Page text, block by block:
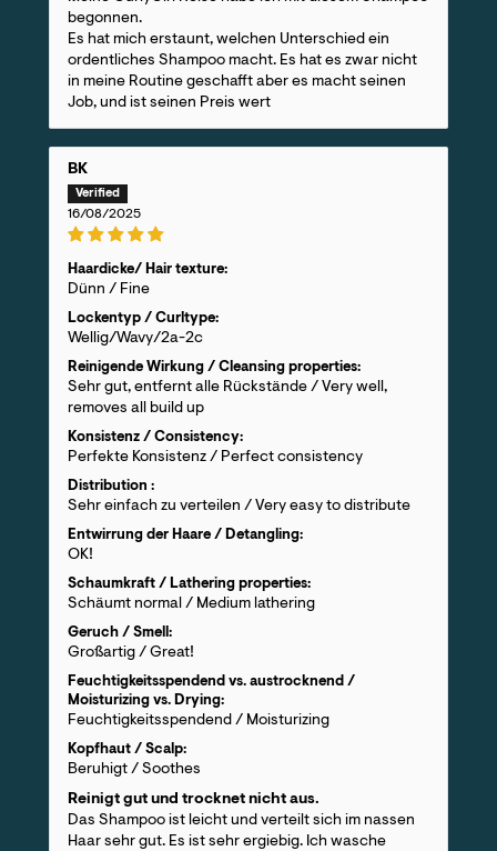
begonnen.
Es hat mich erstaunt, welchen Unterschied ein
ordentliches Shampoo macht. Es hat es zwar nicht
in meine Routine geschafft aber es macht seinen
Job, und ist seinen Preis wert
BK
16/08/2025
Haardicke/ Hair texture:
Dünn / Fine
Lockentyp / Curltype:
Wellig/Wavy/2a-2c
Reinigende Wirkung / Cleansing properties:
Sehr gut, entfernt alle Rückstände / Very well,
removes all build up
Konsistenz / Consistency:
Perfekte Konsistenz / Perfect consistency
Distribution :
Sehr einfach zu verteilen / Very easy to distribute
Entwirrung der Haare / Detangling:
OK!
Schaumkraft / Lathering properties:
Schäumt normal / Medium lathering
Geruch / Smell:
Großartig / Great!
Feuchtigkeitsspendend vs. austrocknend /
Moisturizing vs. Drying:
Feuchtigkeitsspendend / Moisturizing
Kopfhaut / Scalp:
Beruhigt / Soothes
Reinigt gut und trocknet nicht aus.
Das Shampoo ist leicht und verteilt sich im nassen
Haar sehr gut. Es ist sehr ergiebig. Ich wasche